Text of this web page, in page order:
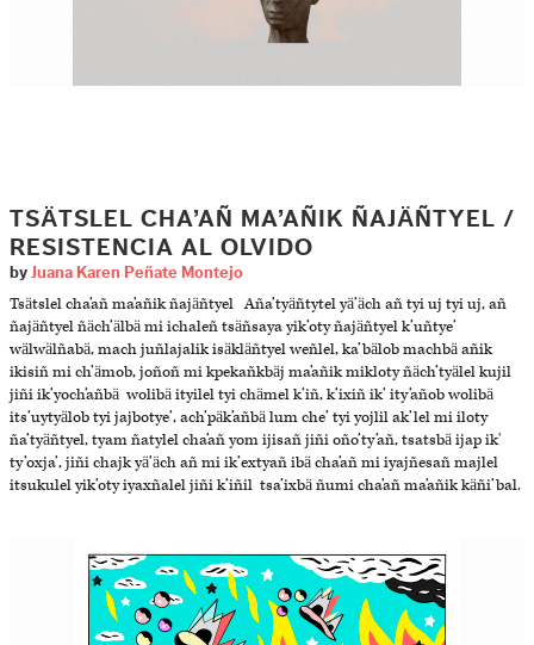
TSÄTSLEL CHA’AÑ MA’AÑIK ÑAJÄÑTYEL /
RESISTENCIA AL OLVIDO
by Juana Karen Peñate Montejo
Tsätslel cha’añ ma’añik ñajäñtyel Aña’tyäñtytel yä’äch añ tyi uj tyi uj, añ
ñajäñtyel ñäch’älbä mi ichaleñ tsäñsaya yik’oty ñajäñtyel k’uñtye’
wälwälñabä, mach juñlajalik isäkläñtyel weñlel, ka’bälob machbä añik
ikisiñ mi ch’ämob, joñoñ mi kpekañkbäj ma’añik mikloty ñäch’tyälel kujil
jiñi ik’yoch’añbä wolibä ityilel tyi chämel k’iñ, k’ixiñ ik’ ity’añob wolibä
its’uytyälob tyi jajbotye’, ach’päk’añbä lum che’ tyi yojlil ak’lel mi iloty
ña’tyäñtyel, tyam ñatylel cha’añ yom ijisañ jiñi oño’ty’añ, tsatsbä ijap ik'
ty’oxja’, jiñi chajk yä’äch añ mi ik’extyañ ibä cha’añ mi iyajñesañ majlel
itsukulel yik’oty iyaxñalel jiñi k’iñil tsa’ixbä ñumi cha’añ ma’añik käñi’bal.